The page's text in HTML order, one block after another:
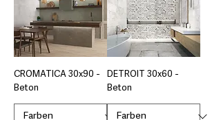
CROMATICA 30x90 -
Beton
DETROIT 30x60 -
Beton